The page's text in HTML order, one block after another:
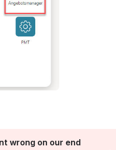
wrong on our end